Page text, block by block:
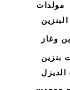
مولدات
وغاز
بنزين